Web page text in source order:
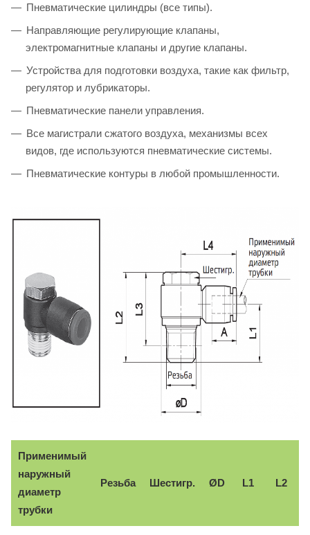
Пневматические цилиндры (все типы).
Направляющие регулирующие клапаны,
электромагнитные клапаны и другие клапаны.
Устройства для подготовки воздуха, такие как фильтр,
регулятор и лубрикаторы.
Пневматические панели управления.
Все магистрали сжатого воздуха, механизмы всех
видов, где используются пневматические системы.
Пневматические контуры в любой промышленности.
Применимый
наружный
диаметр
трубки
Резьба Шестигр. ØD L1 L2